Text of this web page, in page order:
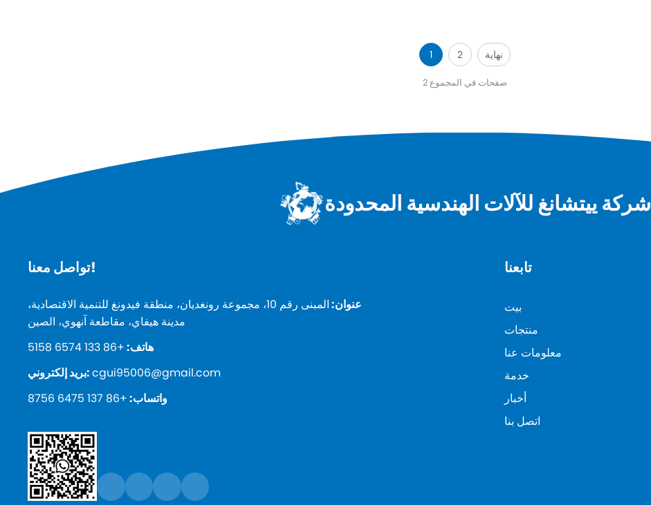
1 2 نهاية
2 صفحات في المجموع
شركة ييتشانغ للآلات الهندسية المحدودة
تواصل معنا!
عنوان:
المبنى رقم 10، مجموعة رونغديان، منطقة فيدونغ للتنمية الاقتصادية،
مدينة هيفاي، مقاطعة آنهوي، الصين
هاتف:+86 133 6574 5158
بريد إلكتروني:cgui95006@gmail.com
واتساب:+86 137 6475 8756
تابعنا
بيت
منتجات
معلومات عنا
خدمة
أخبار
اتصل بنا